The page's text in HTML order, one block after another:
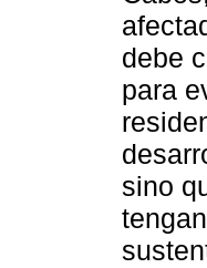
debe
para
sino